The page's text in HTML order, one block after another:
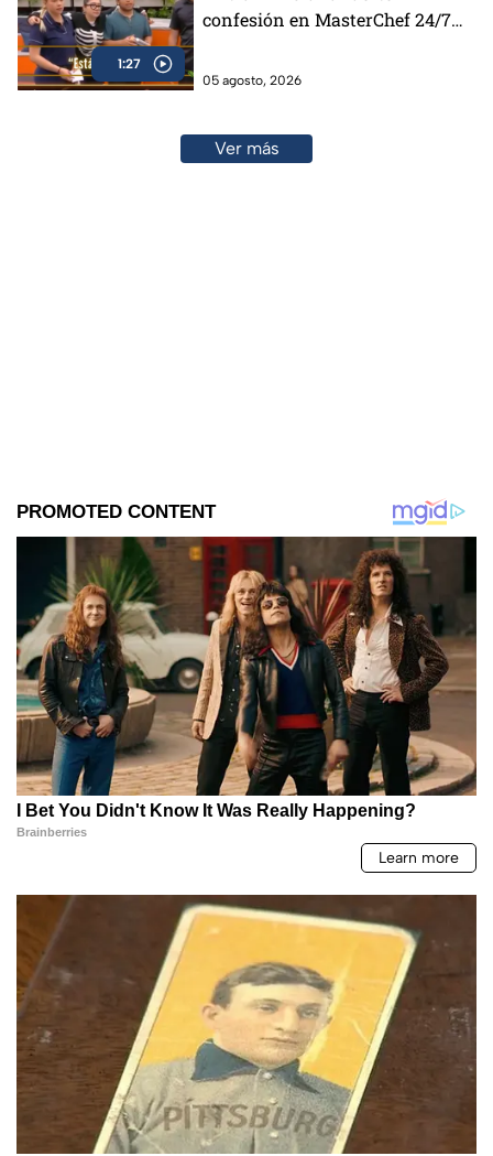
1:27
confesión en MasterChef 24/7
05 agosto, 2026
Ver más